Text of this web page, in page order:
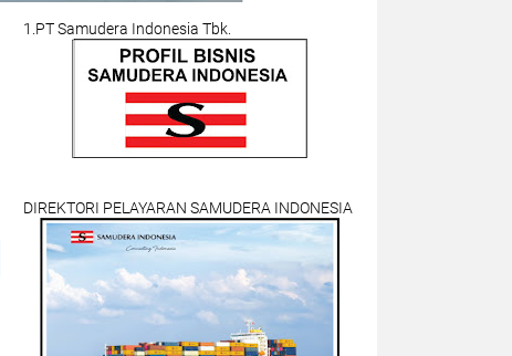
1.PT Samudera Indonesia Tbk.
DIREKTORI PELAYARAN SAMUDERA INDONESIA